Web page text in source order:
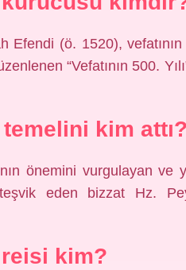
Efendi (ö. 1520), vefatının
“Vefatının 500.
kim attı?
önemini vurgulayan ve
eden bizzat Hz.
reisi kim?